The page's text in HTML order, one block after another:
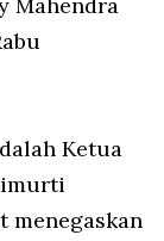
Mahendra
Ketua
menegaskan